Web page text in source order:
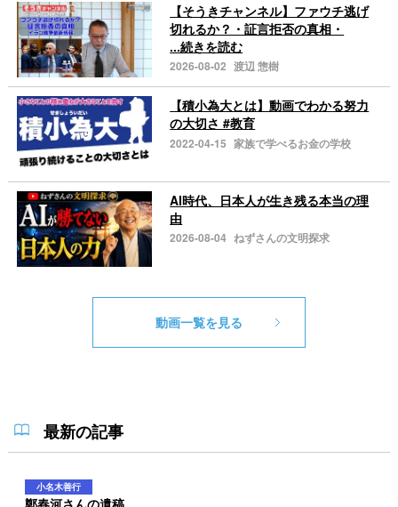
【そうきチャンネル】ファウチ逃げ
切れるか？・証言拒否の真相・
...続きを読む
2026-08-02 渡辺 惣樹
【積小為大とは】動画でわかる努力
の大切さ #教育
2022-04-15 家族で学べるお金の学校
AI時代、日本人が生き残る本当の理
由
2026-08-04 ねずさんの文明探求
動画一覧を見る
最新の記事